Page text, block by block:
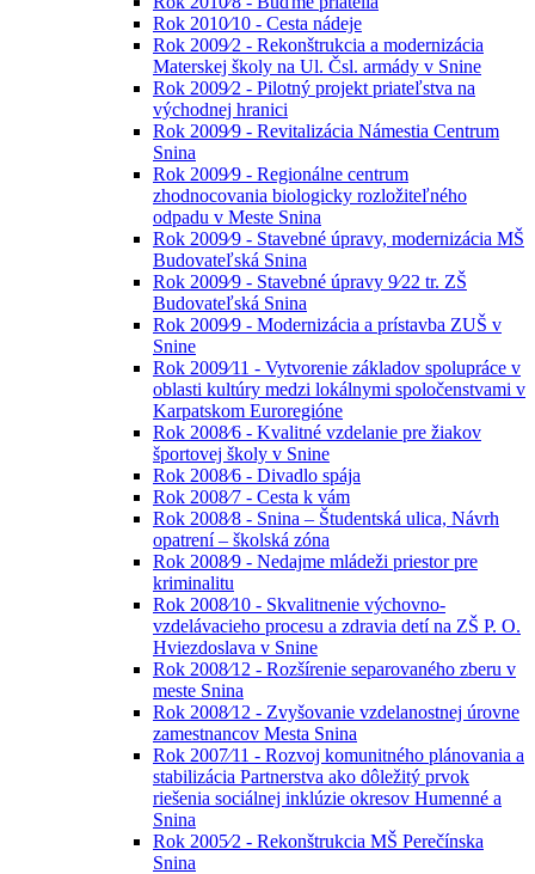
Rok 2010⁄10 - Cesta nádeje
Rok 2009⁄2 - Rekonštrukcia a modernizácia
Materskej školy na Ul. Čsl. armády v Snine
Rok 2009⁄2 - Pilotný projekt priateľstva na
východnej hranici
Rok 2009⁄9 - Revitalizácia Námestia Centrum
Snina
Rok 2009⁄9 - Regionálne centrum
zhodnocovania biologicky rozložiteľného
odpadu v Meste Snina
Rok 2009⁄9 - Stavebné úpravy, modernizácia MŠ
Budovateľská Snina
Rok 2009⁄9 - Stavebné úpravy 9⁄22 tr. ZŠ
Budovateľská Snina
Rok 2009⁄9 - Modernizácia a prístavba ZUŠ v
Snine
Rok 2009⁄11 - Vytvorenie základov spolupráce v
oblasti kultúry medzi lokálnymi spoločenstvami v
Karpatskom Euroregióne
Rok 2008⁄6 - Kvalitné vzdelanie pre žiakov
športovej školy v Snine
Rok 2008⁄6 - Divadlo spája
Rok 2008⁄7 - Cesta k vám
Rok 2008⁄8 - Snina – Študentská ulica, Návrh
opatrení – školská zóna
Rok 2008⁄9 - Nedajme mládeži priestor pre
kriminalitu
Rok 2008⁄10 - Skvalitnenie výchovno-
vzdelávacieho procesu a zdravia detí na ZŠ P. O.
Hviezdoslava v Snine
Rok 2008⁄12 - Rozšírenie separovaného zberu v
meste Snina
Rok 2008⁄12 - Zvyšovanie vzdelanostnej úrovne
zamestnancov Mesta Snina
Rok 2007⁄11 - Rozvoj komunitného plánovania a
stabilizácia Partnerstva ako dôležitý prvok
riešenia sociálnej inklúzie okresov Humenné a
Snina
Rok 2005⁄2 - Rekonštrukcia MŠ Perečínska
Snina